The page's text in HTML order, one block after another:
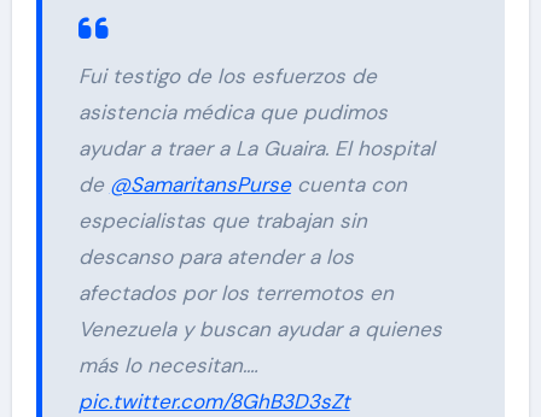
Fui testigo de los esfuerzos de
asistencia médica que pudimos
ayudar a traer a La Guaira. El hospital
de @SamaritansPursecuenta con
especialistas que trabajan sin
descanso para atender a los
afectados por los terremotos en
Venezuela y buscan ayudar a quienes
más lo necesitan.…
pic.twitter.com/8GhB3D3sZt